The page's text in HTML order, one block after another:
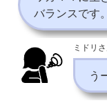
バランスです。
ミドリ
う